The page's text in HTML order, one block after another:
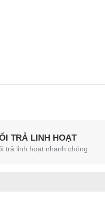
TRẢ LINH HOẠT
trả linh hoạt nhanh chóng